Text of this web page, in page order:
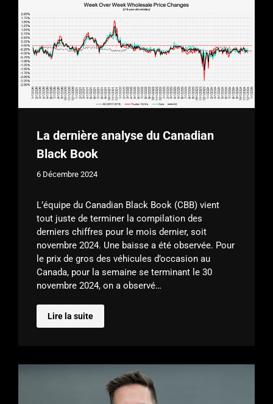
La dernière analyse du Canadian
Black Book
6 Décembre 2024
L’équipe du Canadian Black Book (CBB) vient
tout juste de terminer la compilation des
derniers chiffres pour le mois dernier, soit
novembre 2024. Une baisse a été observée. Pour
le prix de gros des véhicules d’occasion au
Canada, pour la semaine se terminant le 30
novembre 2024, on a observé…
Lire la suite